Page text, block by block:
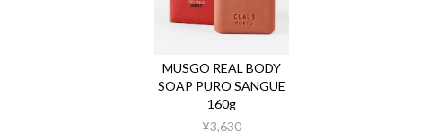
MUSGO REAL BODY
SOAP PURO SANGUE
160g
¥3,630